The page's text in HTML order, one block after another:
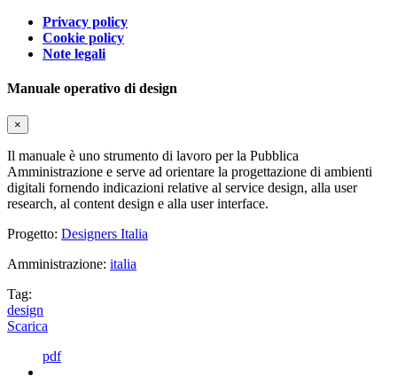
Privacy policy
Cookie policy
Note legali
Manuale operativo di design
×
Il manuale è uno strumento di lavoro per la Pubblica
Amministrazione e serve ad orientare la progettazione di ambienti
digitali fornendo indicazioni relative al service design, alla user
research, al content design e alla user interface.
Progetto: Designers Italia
Amministrazione: italia
Tag:
design
Scarica
pdf